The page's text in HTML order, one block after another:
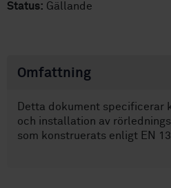
Status: Gällande
Omfattning
Detta dokument specificerar
och installation av
som konstruerats enligt EN